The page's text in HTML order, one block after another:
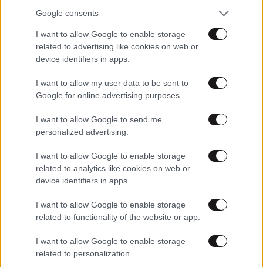
Google consents
I want to allow Google to enable storage
related to advertising like cookies on web or
device identifiers in apps.
I want to allow my user data to be sent to
Google for online advertising purposes.
I want to allow Google to send me
personalized advertising.
I want to allow Google to enable storage
related to analytics like cookies on web or
device identifiers in apps.
I want to allow Google to enable storage
related to functionality of the website or app.
I want to allow Google to enable storage
related to personalization.
ΕΛΛΑΔΑ05·08·2026 21:24
μετακομίσουμε»: Απαρηγόρητη η οικογένεια
από τη Βρετανία που είδε το όνειρο ζωής να